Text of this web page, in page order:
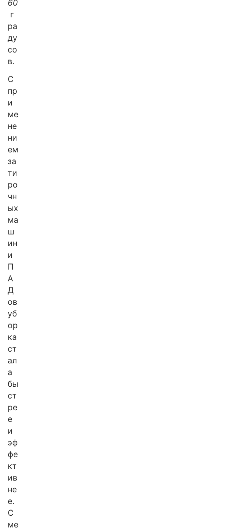
60
г
ра
ду
со
в.
С
пр
и
ме
не
ни
ем
за
ти
ро
чн
ых
ма
ш
ин
и
П
А
Д
ов
уб
ор
ка
ст
ал
а
бы
ст
ре
е
и
эф
фе
кт
ив
не
е.
С
ме